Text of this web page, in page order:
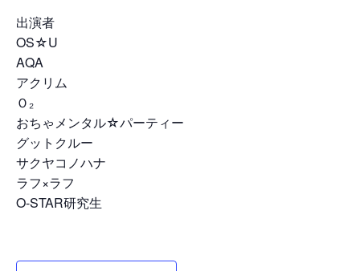
出演者
OS☆U
AQA
アクリム
Ｏ₂
おちゃメンタル☆パーティー
グットクルー
サクヤコノハナ
ラフ×ラフ
O-STAR研究生